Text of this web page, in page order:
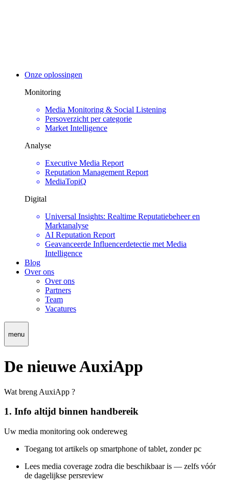
Onze oplossingen
Monitoring
Media Monitoring & Social Listening
Persoverzicht per categorie
Market Intelligence
Analyse
Executive Media Report
Reputation Management Report
MediaTopiQ
Digital
Universal Insights: Realtime Reputatiebeheer en
Marktanalyse
AI Reputation Report
Geavanceerde Influencerdetectie met Media
Intelligence
Blog
Over ons
Over ons
Partners
Team
Vacatures
menu
De nieuwe AuxiApp
Wat breng AuxiApp ?
1. Info altijd binnen handbereik
Uw media monitoring ook ondereweg
Toegang tot artikels op smartphone of tablet, zonder pc
Lees media coverage zodra die beschikbaar is — zelfs vóór
de dagelijkse persreview